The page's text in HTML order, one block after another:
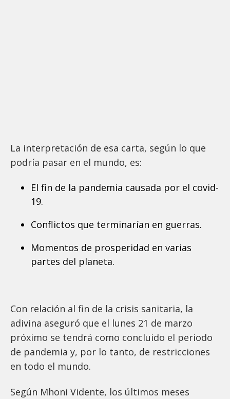
La interpretación de esa carta, según lo que
podría pasar en el mundo, es:
El fin de la pandemia causada por el covid-
19.
Conflictos que terminarían en guerras.
Momentos de prosperidad en varias
partes del planeta.
Con relación al fin de la crisis sanitaria, la
adivina aseguró que el lunes 21 de marzo
próximo se tendrá como concluido el periodo
de pandemia y, por lo tanto, de restricciones
en todo el mundo.
Según Mhoni Vidente, los últimos meses